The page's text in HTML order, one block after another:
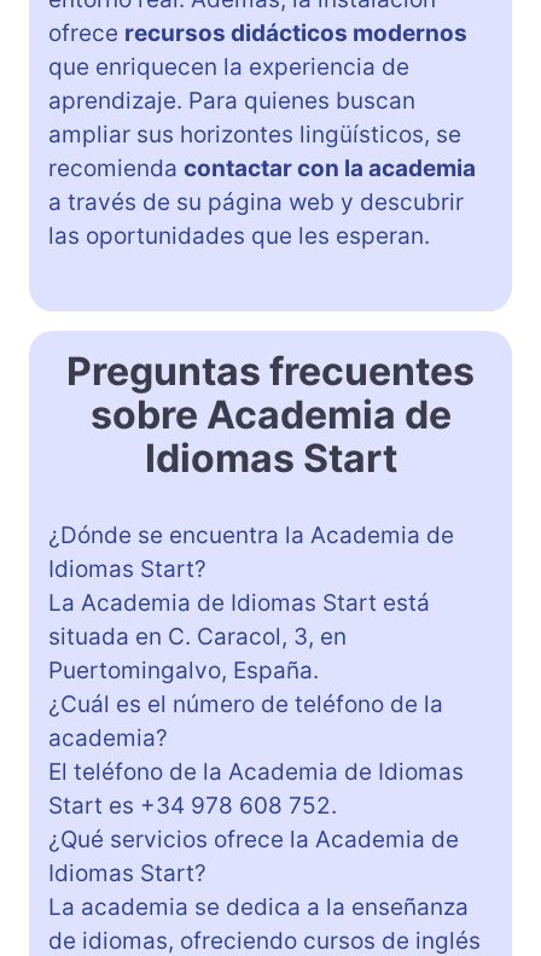
ofrece recursos didácticos modernos
que enriquecen la experiencia de
aprendizaje. Para quienes buscan
ampliar sus horizontes lingüísticos, se
recomienda contactar con la academia
a través de su página web y descubrir
las oportunidades que les esperan.
Preguntas frecuentes
sobre Academia de
Idiomas Start
¿Dónde se encuentra la Academia de
Idiomas Start?
La Academia de Idiomas Start está
situada en C. Caracol, 3, en
Puertomingalvo, España.
¿Cuál es el número de teléfono de la
academia?
El teléfono de la Academia de Idiomas
Start es +34 978 608 752.
¿Qué servicios ofrece la Academia de
Idiomas Start?
La academia se dedica a la enseñanza
de idiomas, ofreciendo cursos de inglés